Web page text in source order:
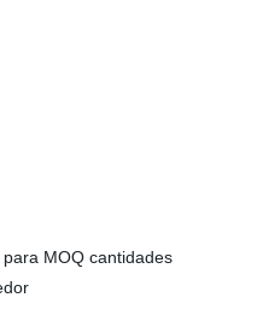
MOQ cantidades